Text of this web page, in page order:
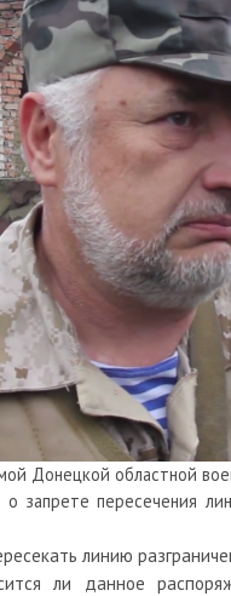
Донецкой областной
запрете пересечения
линию
ли данное